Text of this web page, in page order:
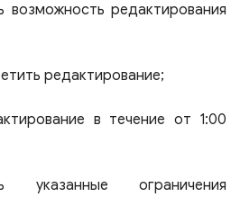
возможность редактирования
редактирование;
в течение от 1:00
указанные ограничения